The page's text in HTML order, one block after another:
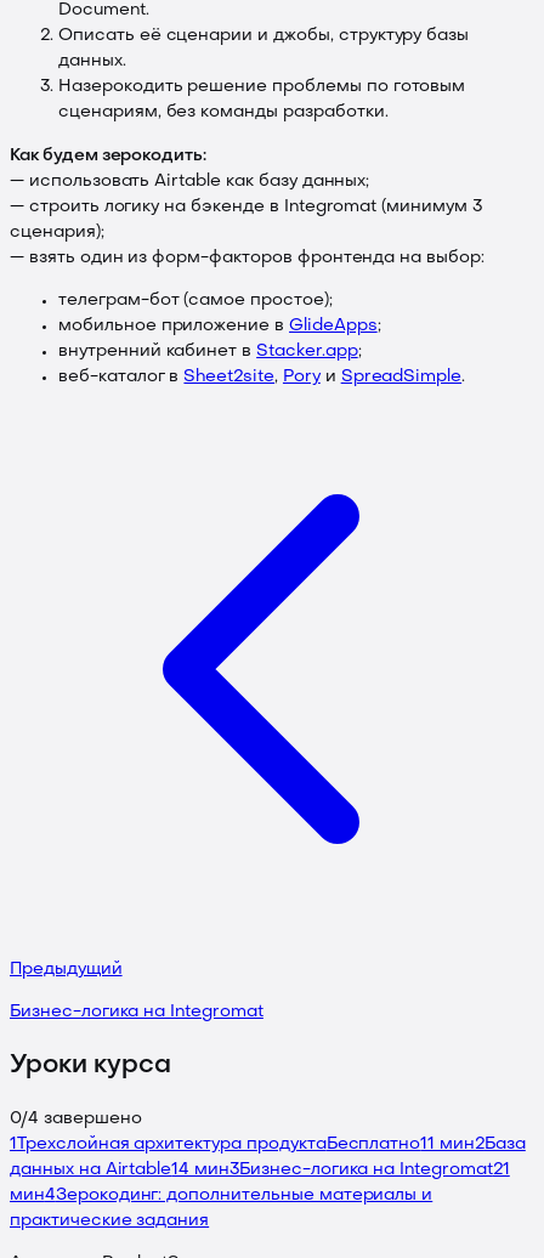
Document.
Описать её сценарии и джобы, структуру базы
данных.
Назерокодить решение проблемы по готовым
сценариям, без команды разработки.
Как будем зерокодить:
— использовать Airtable как базу данных;
— строить логику на бэкенде в Integromat (минимум 3
сценария);
— взять один из форм-факторов фронтенда на выбор:
телеграм-бот (самое простое);
мобильное приложение вGlideApps;
внутренний кабинет в Stacker.app;
веб-каталог в Sheet2site, Poryи SpreadSimple.
Предыдущий
Бизнес-логика на Integromat
Уроки курса
0/4 завершено
1 Трехслойная архитектура продуктаБесплатно11 мин2База
данных на Airtable14 мин3Бизнес-логика на Integromat21
мин4Зерокодинг: дополнительные материалы и
практические задания